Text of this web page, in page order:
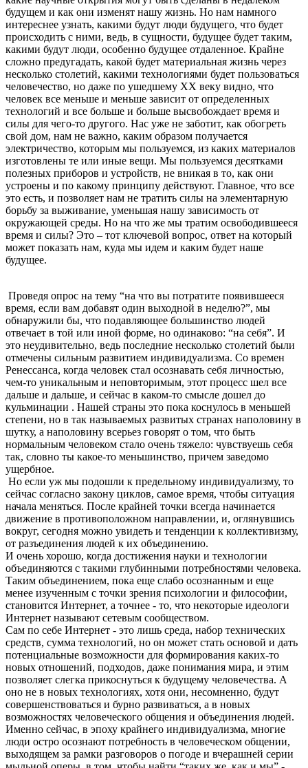
будущем и как они изменят нашу жизнь. Но нам намного
интереснее узнать, какими будут люди будущего, что будет
происходить с ними, ведь, в сущности, будущее будет таким,
какими будут люди, особенно будущее отдаленное. Крайне
сложно предугадать, какой будет материальная жизнь через
несколько столетий, какими технологиями будет пользоваться
человечество, но даже по ушедшему XX веку видно, что
человек все меньше и меньше зависит от определенных
технологий и все больше и больше высвобождает время и
силы для чего-то другого. Нас уже не заботит, как обогреть
свой дом, нам не важно, каким образом получается
электричество, которым мы пользуемся, из каких материалов
изготовлены те или иные вещи. Мы пользуемся десятками
полезных приборов и устройств, не вникая в то, как они
устроены и по какому принципу действуют. Главное, что все
это есть, и позволяет нам не тратить силы на элементарную
борьбу за выживание, уменьшая нашу зависимость от
окружающей среды. Но на что же мы тратим освободившееся
время и силы? Это – тот ключевой вопрос, ответ на который
может показать нам, куда мы идем и каким будет наше
будущее.
Проведя опрос на тему “на что вы потратите появившееся
время, если вам добавят один выходной в неделю?”, мы
обнаружили бы, что подавляющее большинство людей
отвечает в той или иной форме, но одинаково: “на себя”. И
это неудивительно, ведь последние несколько столетий были
отмечены сильным развитием индивидуализма. Со времен
Ренессанса, когда человек стал осознавать себя личностью,
чем-то уникальным и неповторимым, этот процесс шел все
дальше и дальше, и сейчас в каком-то смысле дошел до
кульминации . Нашей страны это пока коснулось в меньшей
степени, но в так называемых развитых странах наполовину в
шутку, а наполовину всерьез говорят о том, что быть
нормальным человеком стало очень тяжело: чувствуешь себя
так, словно ты какое-то меньшинство, причем заведомо
ущербное.
Но если уж мы подошли к предельному индивидуализму, то
сейчас согласно закону циклов, самое время, чтобы ситуация
начала меняться. После крайней точки всегда начинается
движение в противоположном направлении, и, оглянувшись
вокруг, сегодня можно увидеть и тенденции к коллективизму,
от разъединения людей к их объединению.
И очень хорошо, когда достижения науки и технологии
объединяются с такими глубинными потребностями человека.
Таким объединением, пока еще слабо осознанным и еще
менее изученным с точки зрения психологии и философии,
становится Интернет, а точнее - то, что некоторые идеологи
Интернет называют сетевым сообществом.
Сам по себе Интернет - это лишь среда, набор технических
средств, сумма технологий, но он может стать основой и дать
потенциальные возможности для формирования каких-то
новых отношений, подходов, даже понимания мира, и этим
позволяет слегка прикоснуться к будущему человечества. А
оно не в новых технологиях, хотя они, несомненно, будут
совершенствоваться и бурно развиваться, а в новых
возможностях человеческого общения и объединения людей.
Именно сейчас, в эпоху крайнего индивидуализма, многие
люди остро осознают потребность в человеческом общении,
выходящем за рамки разговоров о погоде и вчерашней серии